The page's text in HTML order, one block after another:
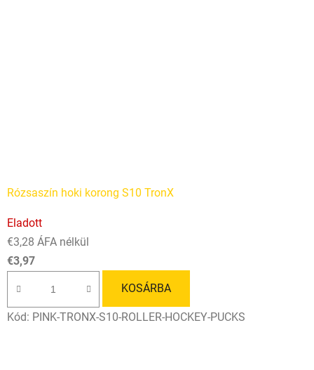
Rózsaszín hoki korong S10 TronX
Eladott
€3,28 ÁFA nélkül
€3,97
KOSÁRBA
Kód: PINK-TRONX-S10-ROLLER-HOCKEY-PUCKS